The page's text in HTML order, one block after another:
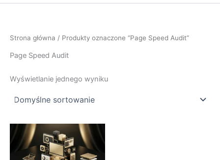
Strona główna / Produkty oznaczone “Page Speed Audit”
Page Speed Audit
Wyświetlanie jednego wyniku